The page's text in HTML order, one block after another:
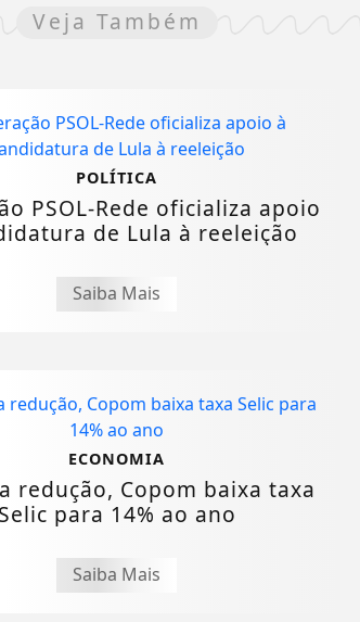
Veja Também
POLÍTICA
PSOL-Rede oficializa apoio
de Lula à reeleição
Saiba Mais
ECONOMIA
redução, Copom baixa taxa
Selic para 14% ao ano
Saiba Mais